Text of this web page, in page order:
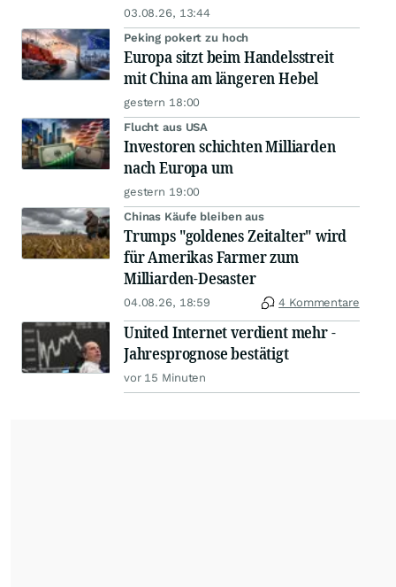
03.08.26, 13:44
Peking pokert zu hoch
Europa sitzt beim Handelsstreit
mit China am längeren Hebel
gestern 18:00
Flucht aus USA
Investoren schichten Milliarden
nach Europa um
gestern 19:00
Chinas Käufe bleiben aus
Trumps "goldenes Zeitalter" wird
für Amerikas Farmer zum
Milliarden-Desaster
04.08.26, 18:59 4 Kommentare
United Internet verdient mehr -
Jahresprognose bestätigt
vor 15 Minuten